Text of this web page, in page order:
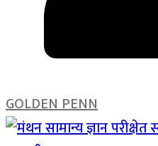
GOLDEN PENN